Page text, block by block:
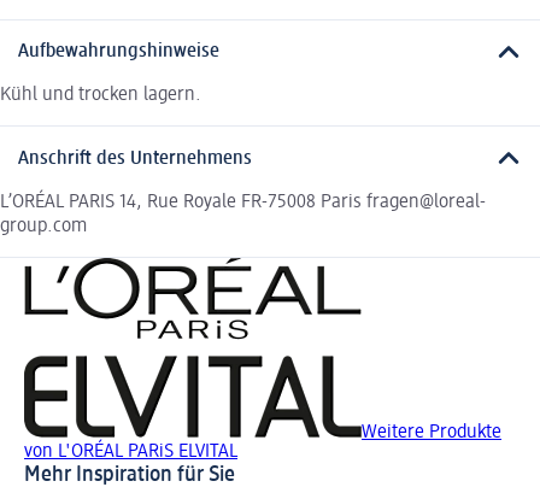
Aufbewahrungshinweise
Kühl und trocken lagern.
Anschrift des Unternehmens
L’ORÉAL PARIS 14, Rue Royale FR-75008 Paris fragen@loreal-
group.com
Weitere Produkte
von L'ORÉAL PARiS ELVITAL
Mehr Inspiration für Sie